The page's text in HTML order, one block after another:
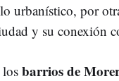
urbanístico, por
y su conexión
barrios de